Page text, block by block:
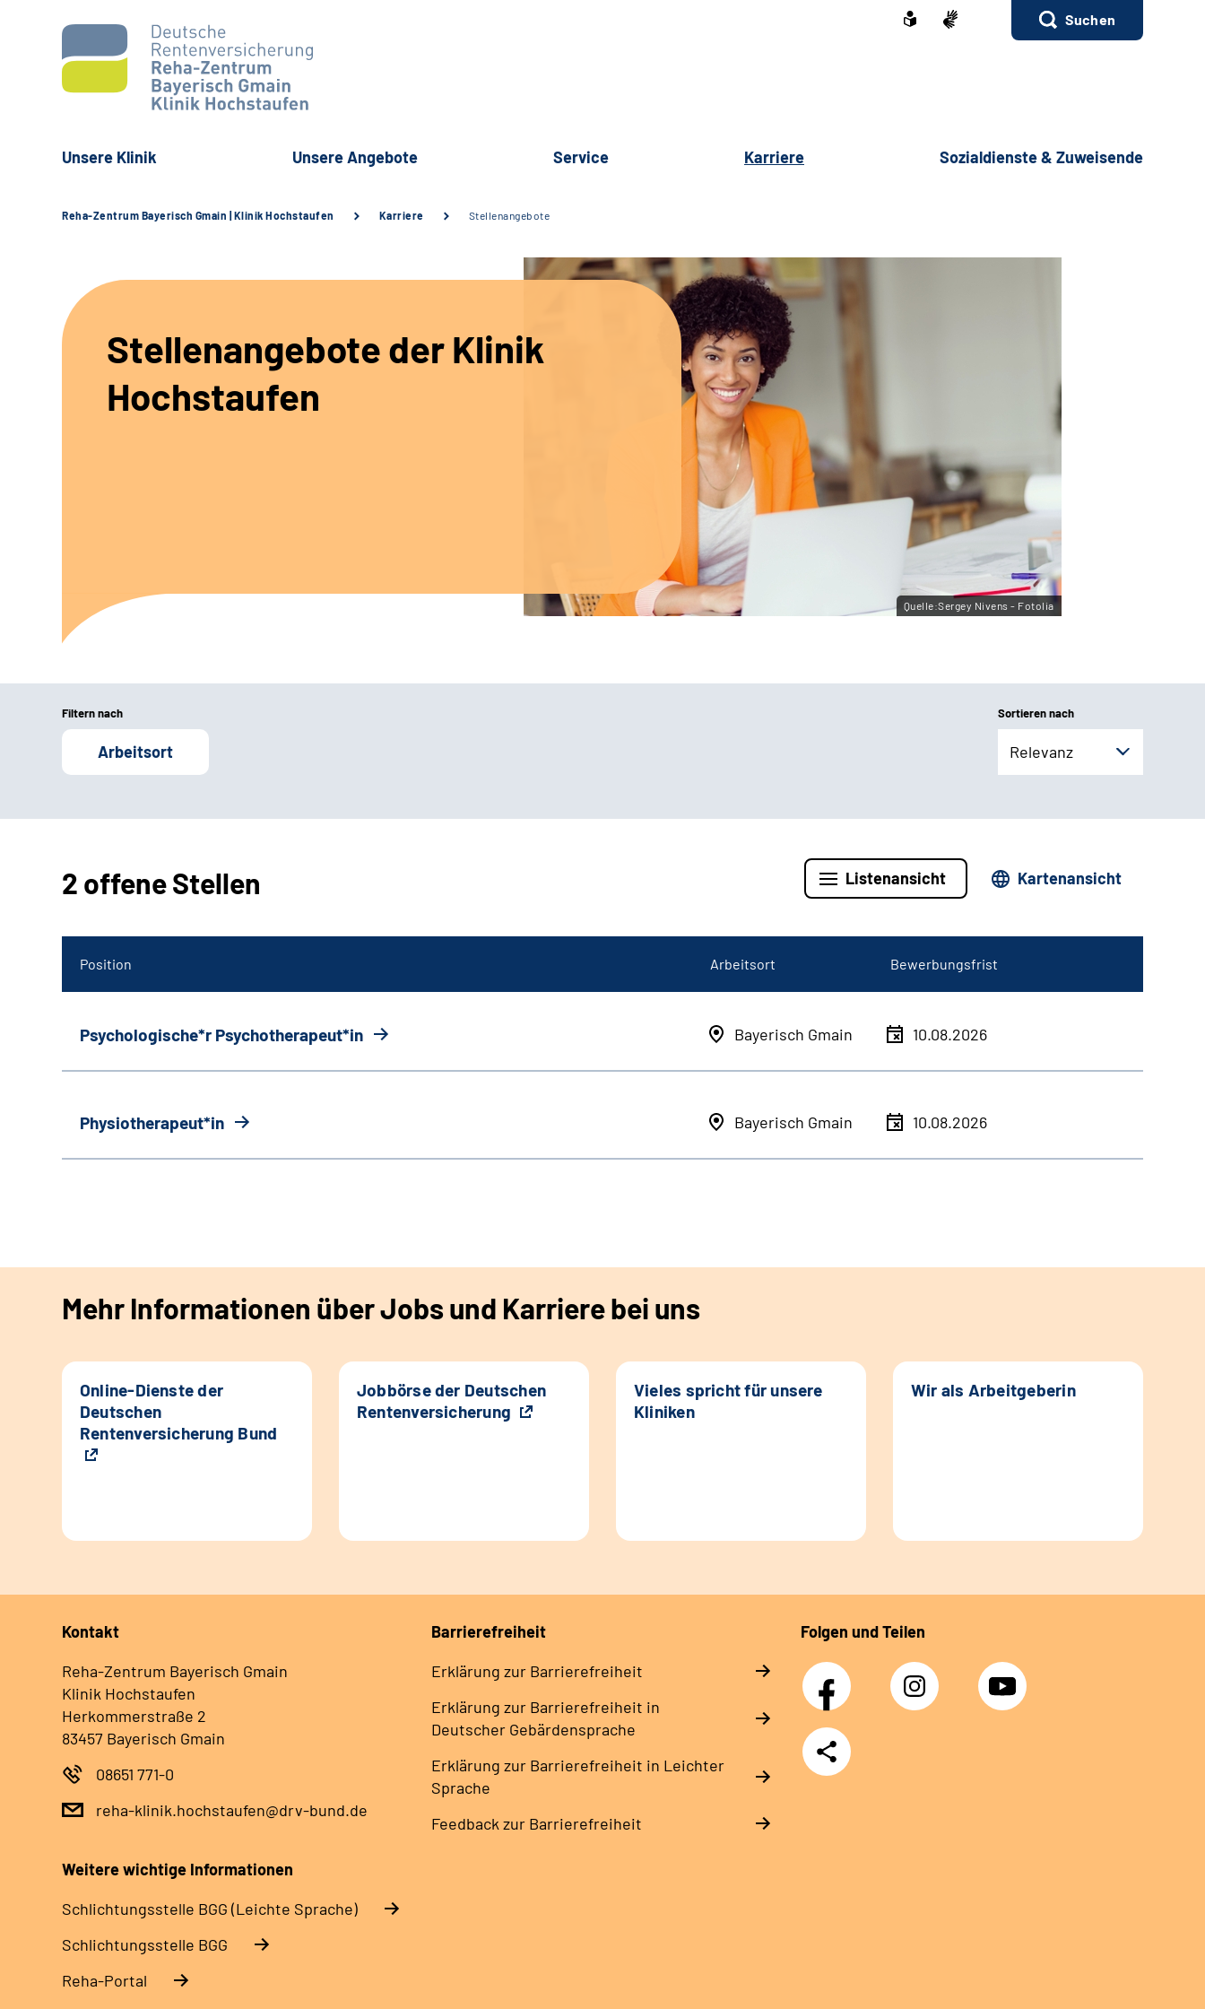
Suchen
Unsere Klinik Unsere Angebote Service Karriere Sozialdienste & Zuweisende
Reha-Zentrum Bayerisch Gmain | Klinik Hochstaufen Karriere Stellenangebote
Stellenangebote der Klinik
Hochstaufen
Quelle:Sergey Nivens - Fotolia
Filtern nach
Arbeitsort
Sortieren nach
Relevanz
2 offene Stellen Listenansicht Kartenansicht
Position Arbeitsort Bewerbungsfrist
Psychologische*r Psychotherapeut*in Bayerisch Gmain 10.08.2026
Physiotherapeut*in Bayerisch Gmain 10.08.2026
Mehr Informationen über Jobs und Karriere bei uns
Online-Dienste der
Deutschen
Rentenversicherung Bund
Jobbörse der Deutschen
Rentenversicherung
Vieles spricht für unsere
Kliniken
Wir als Arbeitgeberin
Kontakt
Reha-Zentrum Bayerisch Gmain
Klinik Hochstaufen
Herkommerstraße 2
83457 Bayerisch Gmain
08651 771-0
reha-klinik.hochstaufen@drv-bund.de
Barrierefreiheit
Erklärung zur Barrierefreiheit
Erklärung zur Barrierefreiheit in
Deutscher Gebärdensprache
Erklärung zur Barrierefreiheit in Leichter
Sprache
Feedback zur Barrierefreiheit
Folgen und Teilen
Facebook Instagram YouTube
Teilen
Weitere wichtige Informationen
Schlich­tungs­stel­le BGG (Leichte Sprache)
Schlich­tungs­stel­le BGG
Reha-Portal